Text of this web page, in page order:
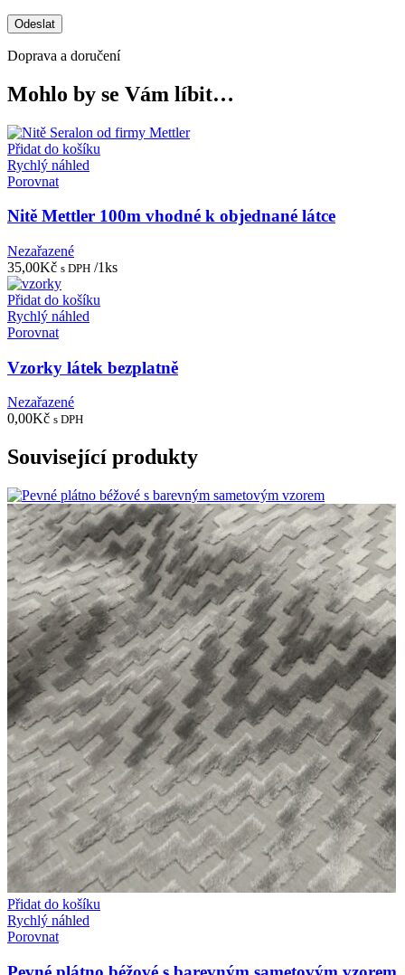
Doprava a doručení
Mohlo by se Vám líbit…
Přidat do košíku
Rychlý náhled
Porovnat
Nitě Mettler 100m vhodné k objednané látce
Nezařazené
35,00Kč s DPH /1ks
Přidat do košíku
Rychlý náhled
Porovnat
Vzorky látek bezplatně
Nezařazené
0,00Kč s DPH
Související produkty
Přidat do košíku
Rychlý náhled
Porovnat